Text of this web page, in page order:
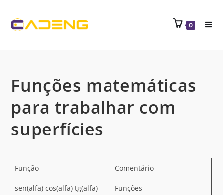
0
Funções matemáticas
para trabalhar com
superfícies
Função Comentário
sen(alfa) cos(alfa) tg(alfa)
Funções